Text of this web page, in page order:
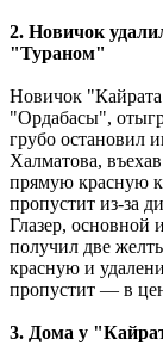
2. Новичок
"Тураном"
Новичок
"Ордабасы",
грубо остановил
Халматова,
прямую красную
пропустит из-за
Глазер, основной
получил две
красную и
пропустит ― в
3. Дома у